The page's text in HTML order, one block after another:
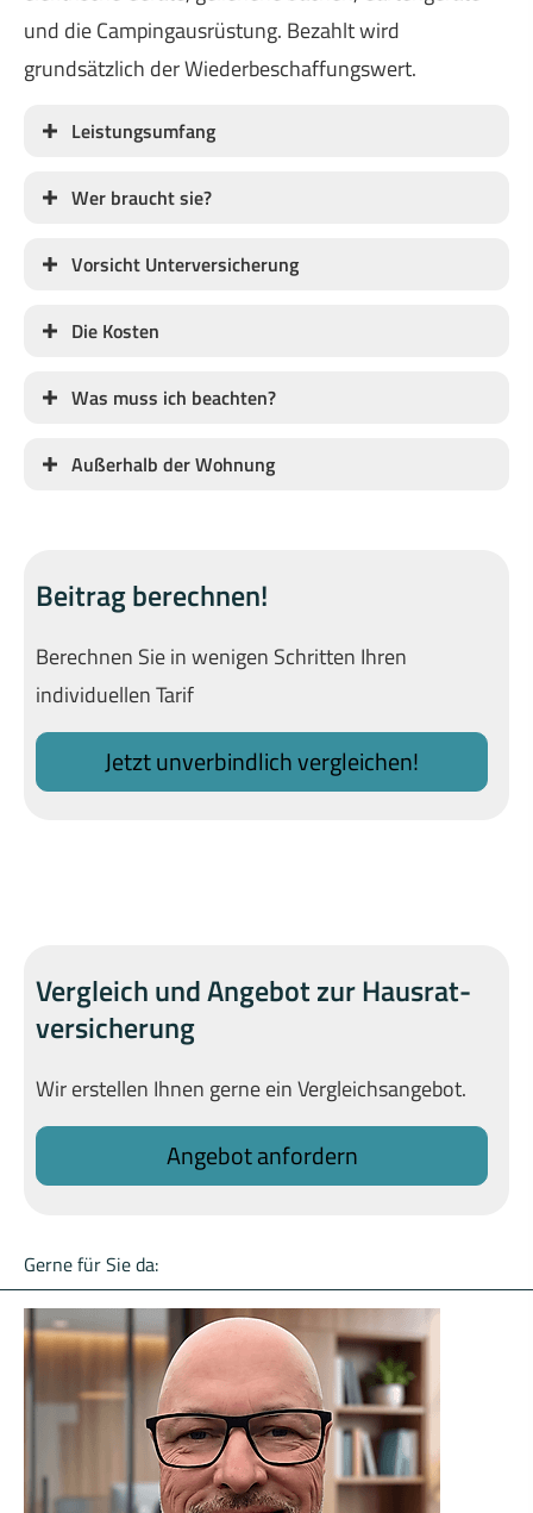
und die Campingausrüstung. Bezahlt wird
grundsätzlich der Wiederbeschaffungswert.
Leistungsumfang
Wer braucht sie?
Vorsicht Unterversicherung
Die Kosten
Was muss ich beachten?
Außerhalb der Wohnung
Beitrag berechnen!
Berechnen Sie in wenigen Schritten Ihren
individuellen Tarif
Jetzt unverbindlich ver­gleichen!
Vergleich und Angebot zur Haus­rat­
ver­si­che­rung
Wir erstellen Ihnen gerne ein Vergleichsangebot.
An­ge­bot an­for­dern
Gerne für Sie da: